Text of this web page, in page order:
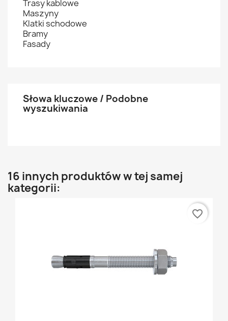
Trasy kablowe
Maszyny
Klatki schodowe
Bramy
Fasady
Słowa kluczowe / Podobne
wyszukiwania
16 innych produktów w tej samej
kategorii:
favorite_border